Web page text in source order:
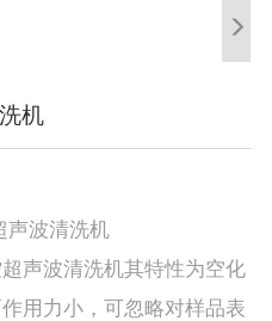
机
声波清洗机
声波清洗机其特性为空化
用力小，可忽略对样品表